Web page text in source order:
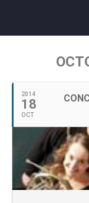
2014
18
OCT